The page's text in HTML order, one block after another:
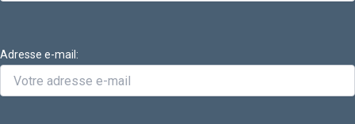
Adresse e-mail: